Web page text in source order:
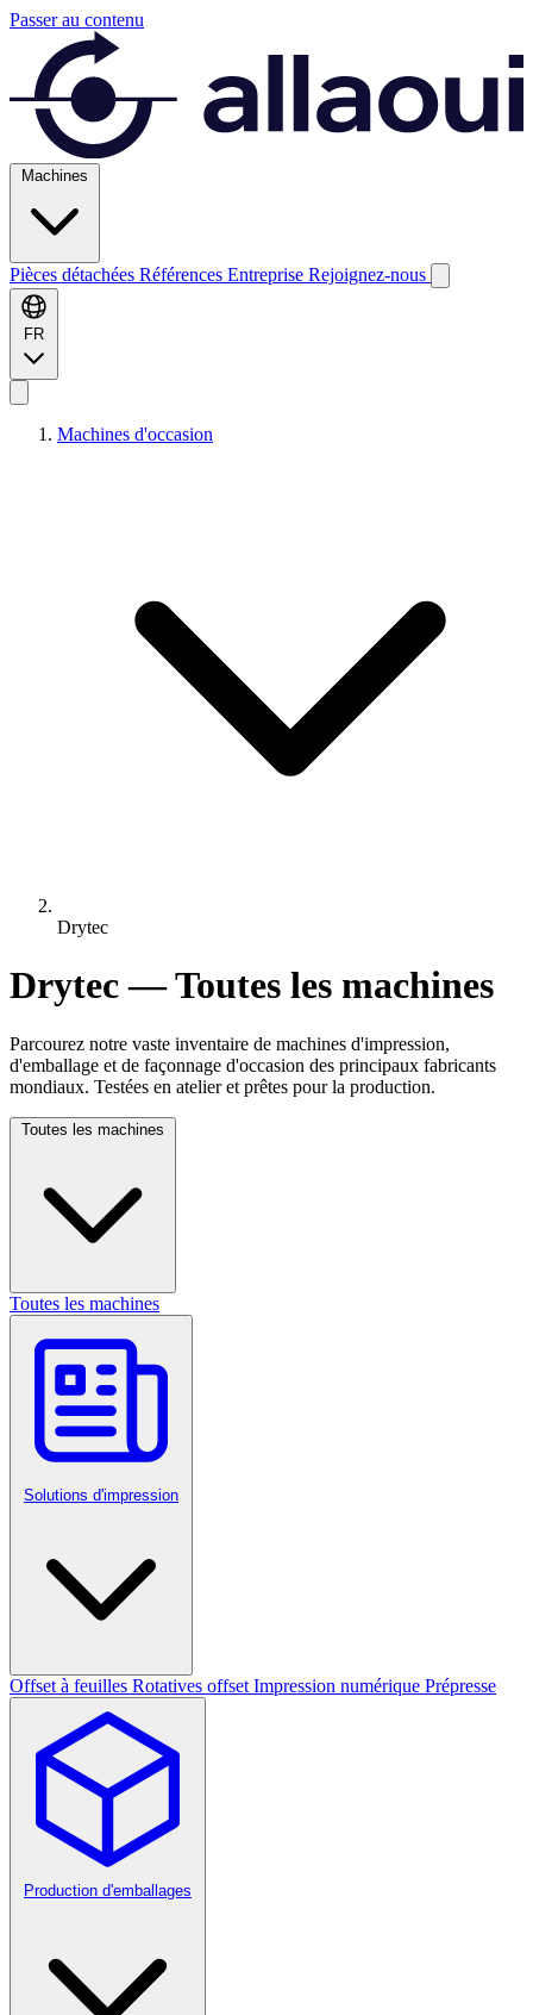
Passer au contenu
Machines
Pièces détachées Références Entreprise Rejoignez-nous
FR
Machines d'occasion
Drytec
Drytec — Toutes les machines
Parcourez notre vaste inventaire de machines d'impression,
d'emballage et de façonnage d'occasion des principaux fabricants
mondiaux. Testées en atelier et prêtes pour la production.
Toutes les machines
Toutes les machines
Solutions d'impression
Offset à feuilles Rotatives offset Impression numérique Prépresse
Production d'emballages